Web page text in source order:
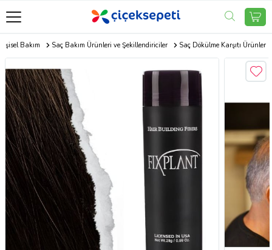
Bakım Saç Bakım Ürünleri ve Şekillendiriciler Saç Dökülme Karşıtı Ürünler